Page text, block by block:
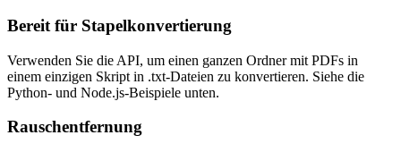
Bereit für Stapelkonvertierung
Verwenden Sie die API, um einen ganzen Ordner mit PDFs in
einem einzigen Skript in .txt-Dateien zu konvertieren. Siehe die
Python- und Node.js-Beispiele unten.
Rauschentfernung